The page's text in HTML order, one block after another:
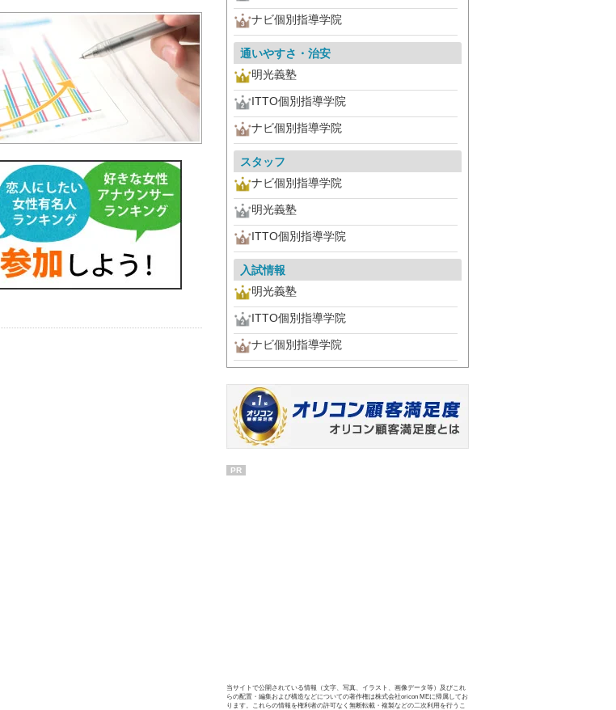
ナビ個別指導学院
通いやすさ・治安
明光義塾
ITTO個別指導学院
ナビ個別指導学院
スタッフ
ナビ個別指導学院
明光義塾
ITTO個別指導学院
入試情報
明光義塾
ITTO個別指導学院
ナビ個別指導学院
PR
当サイトで公開されている情報（文字、写真、イラスト、画像データ等）及びこれ
らの配置・編集および構造などについての著作権は株式会社oricon MEに帰属してお
ります。これらの情報を権利者の許可なく無断転載・複製などの二次利用を行うこ